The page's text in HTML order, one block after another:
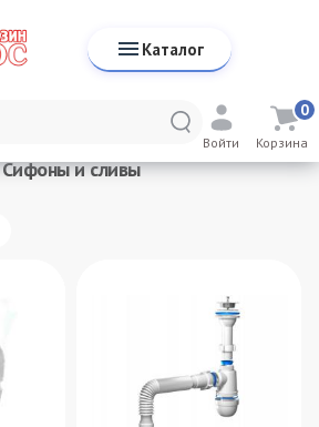
Каталог
Войти Корзина
0
Сифоны и сливы